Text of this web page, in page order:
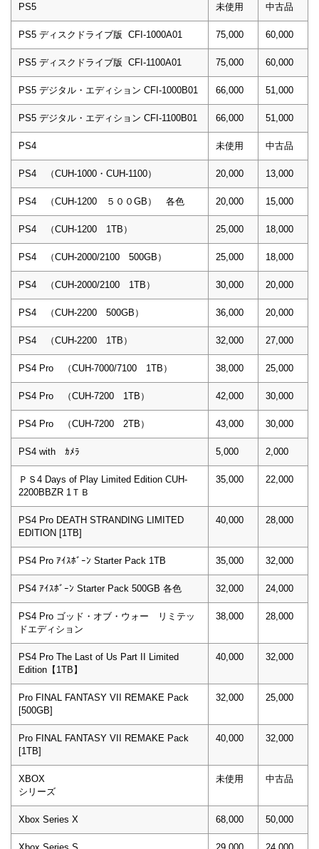
PS5 未使用 中古品
PS5 ディスクドライブ版 CFI-1000A01 75,000 60,000
PS5 ディスクドライブ版 CFI-1100A01 75,000 60,000
PS5 デジタル・エディション CFI-1000B01 66,000 51,000
PS5 デジタル・エディション CFI-1100B01 66,000 51,000
PS4 未使用 中古品
PS4 （CUH-1000・CUH-1100） 20,000 13,000
PS4 （CUH-1200 ５００GB） 各色 20,000 15,000
PS4 （CUH-1200 1TB） 25,000 18,000
PS4 （CUH-2000/2100 500GB） 25,000 18,000
PS4 （CUH-2000/2100 1TB） 30,000 20,000
PS4 （CUH-2200 500GB） 36,000 20,000
PS4 （CUH-2200 1TB） 32,000 27,000
PS4 Pro （CUH-7000/7100 1TB） 38,000 25,000
PS4 Pro （CUH-7200 1TB） 42,000 30,000
PS4 Pro （CUH-7200 2TB） 43,000 30,000
PS4 with ｶﾒﾗ 5,000 2,000
ＰＳ4 Days of Play Limited Edition CUH-
2200BBZR 1ＴＢ
35,000 22,000
PS4 Pro DEATH STRANDING LIMITED
EDITION [1TB]
40,000 28,000
PS4 Pro ｱｲｽﾎﾞｰﾝ Starter Pack 1TB 35,000 32,000
PS4 ｱｲｽﾎﾞｰﾝ Starter Pack 500GB 各色 32,000 24,000
PS4 Pro ゴッド・オブ・ウォー リミテッ
ドエディション
38,000 28,000
PS4 Pro The Last of Us Part II Limited
Edition【1TB】
40,000 32,000
Pro FINAL FANTASY VII REMAKE Pack
[500GB]
32,000 25,000
Pro FINAL FANTASY VII REMAKE Pack
[1TB]
40,000 32,000
XBOX
シリーズ
未使用 中古品
Xbox Series X 68,000 50,000